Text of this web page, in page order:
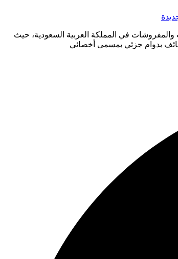
في المملكة العربية السعودية، حيث
بدوام جزئي بمسمى أخصائي